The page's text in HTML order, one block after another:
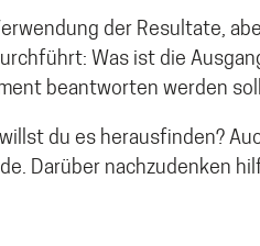
der Resultate,
Was ist die
beantworten werden
du es herausfinden?
Darüber nachzudenken